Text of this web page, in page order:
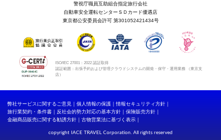
警視庁職員互助組合指定旅行会社
自動車安全運転センターＳＤカード優遇店
東京都公安委員会許可 第301052421434号
ISO/IEC 27001：2022 認証取得
認証範囲：出張予約および管理クラウドシステムの開発・保守・運用業務 （東京支
店）
弊社サービスに関するご意見 個人情報の保護
情報セキュリティ方針
旅行業契約・条件書
反社会的勢力対応の基本方針
保険販売方針
金融商品販売に関する勧誘方針
古物営業法に基づく表示
copyright IACE TRAVEL Corporation. All rights reserved